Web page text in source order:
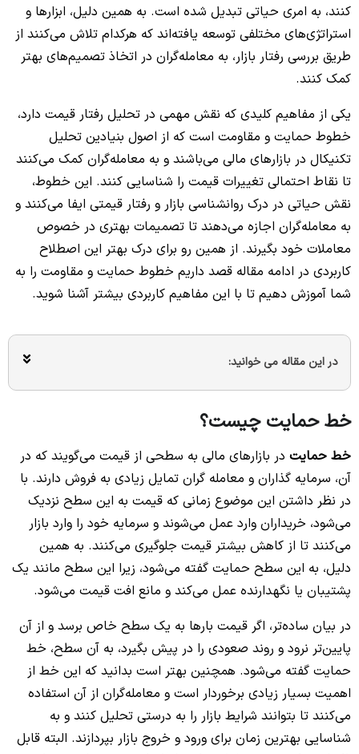
کنند، به امری حیاتی تبدیل شده است. به همین دلیل، ابزارها و
استراتژی‌های مختلفی توسعه یافته‌اند که هرکدام تلاش می‌کنند از
طریق بررسی رفتار بازار، به معامله‌گران در اتخاذ تصمیم‌های بهتر
کمک کنند.
یکی از مفاهیم کلیدی که نقش مهمی در تحلیل رفتار قیمت دارد،
خطوط حمایت و مقاومت است که از اصول بنیادین تحلیل
تکنیکال در بازارهای مالی می‌باشند و به معامله‌گران کمک می‌کنند
تا نقاط احتمالی تغییرات قیمت را شناسایی کنند. این خطوط،
نقش حیاتی در درک روانشناسی بازار و رفتار قیمتی ایفا می‌کنند و
به معامله‌گران اجازه می‌دهند تا تصمیمات بهتری در خصوص
معاملات خود بگیرند. از همین رو برای درک بهتر این اصطلاح
کاربردی در ادامه مقاله قصد داریم خطوط حمایت و مقاومت را به
شما آموزش دهیم تا با این مفاهیم کاربردی بیشتر آشنا شوید.
در این مقاله می خوانید:
خط حمایت چیست؟
خط حمایت در بازارهای مالی به سطحی از قیمت می‌گویند که در
آن، سرمایه گذاران و معامله گران تمایل زیادی به فروش دارند. با
در نظر داشتن این موضوع زمانی که قیمت به این سطح نزدیک
می‌شود، خریداران وارد عمل می‌شوند و سرمایه خود را وارد بازار
می‌کنند تا از کاهش بیشتر قیمت جلوگیری می‌کنند. به همین
دلیل، به این سطح حمایت گفته می‌شود، زیرا این سطح مانند یک
پشتیبان یا نگهدارنده عمل می‌کند و مانع افت قیمت می‌شود.
در بیان ساده‌تر، اگر قیمت بارها به یک سطح خاص برسد و از آن
پایین‌تر نرود و روند صعودی را در پیش بگیرد، به آن سطح، خط
حمایت گفته می‌شود. همچنین بهتر است بدانید که این خط از
اهمیت بسیار زیادی برخوردار است و معامله‌گران از آن استفاده
می‌کنند تا بتوانند شرایط بازار را به درستی تحلیل کنند و به
شناسایی بهترین زمان برای ورود و خروج بازار بپردازند. البته قابل